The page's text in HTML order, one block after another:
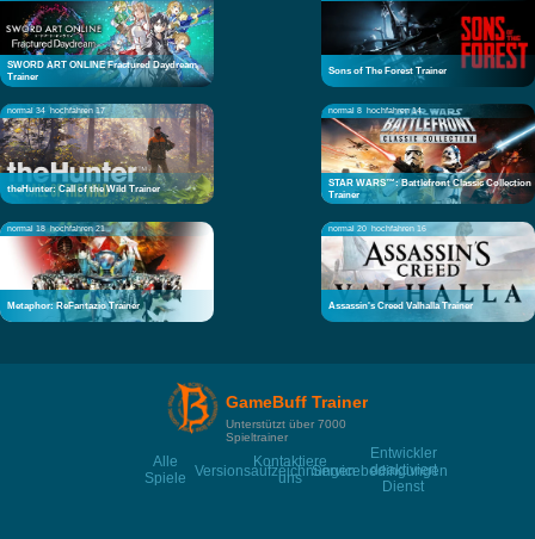
SWORD ART ONLINE Fractured Daydream
Trainer
Sons of The Forest Trainer
normal 34 hochfahren 17
theHunter: Call of the Wild Trainer
normal 8 hochfahren 14
STAR WARS™: Battlefront Classic Collection
Trainer
normal 18 hochfahren 21
Metaphor: ReFantazio Trainer
normal 20 hochfahren 16
Assassin's Creed Valhalla Trainer
GameBuff Trainer
Unterstützt über 7000
Spieltrainer
Alle
Spiele Versionsaufzeichnungen
Kontaktiere
uns Servicebedingungen
Entwickler
deaktiviert
Dienst